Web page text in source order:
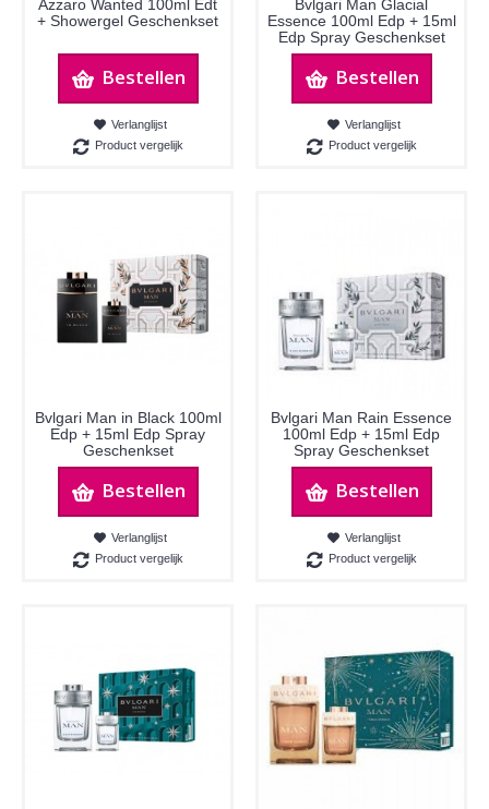
Azzaro Wanted 100ml Edt
+ Showergel Geschenkset
Bestellen
Verlanglijst
Product vergelijk
Bvlgari Man Glacial
Essence 100ml Edp + 15ml
Edp Spray Geschenkset
Bestellen
Verlanglijst
Product vergelijk
Bvlgari Man in Black 100ml
Edp + 15ml Edp Spray
Geschenkset
Bestellen
Verlanglijst
Product vergelijk
Bvlgari Man Rain Essence
100ml Edp + 15ml Edp
Spray Geschenkset
Bestellen
Verlanglijst
Product vergelijk